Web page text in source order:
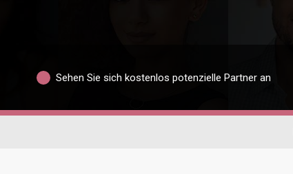
Sehen Sie sich kostenlos potenzielle Partner an